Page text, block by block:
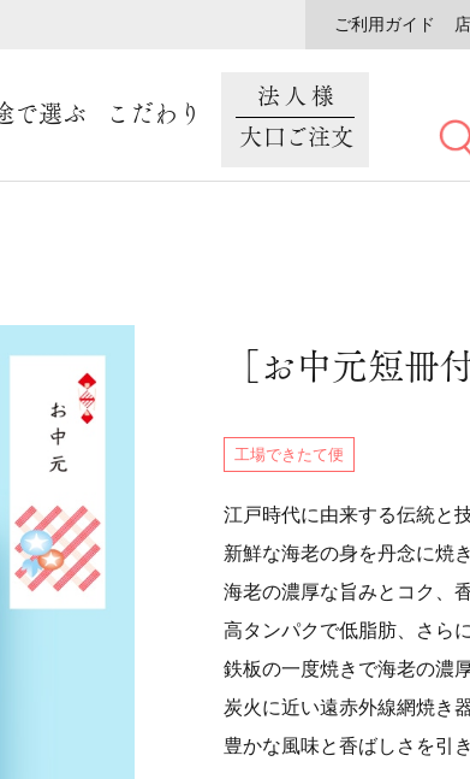
ご利用ガイド
で選ぶ こだわり
法人様
大口ご注文
［お中元短
工場できたて便
江戸時代に由来する伝統と技
新鮮な海老の身を丹念に焼
海老の濃厚な旨みとコク、
高タンパクで低脂肪、さら
鉄板の一度焼きで海老の濃
炭火に近い遠赤外線網焼き
豊かな風味と香ばしさを引